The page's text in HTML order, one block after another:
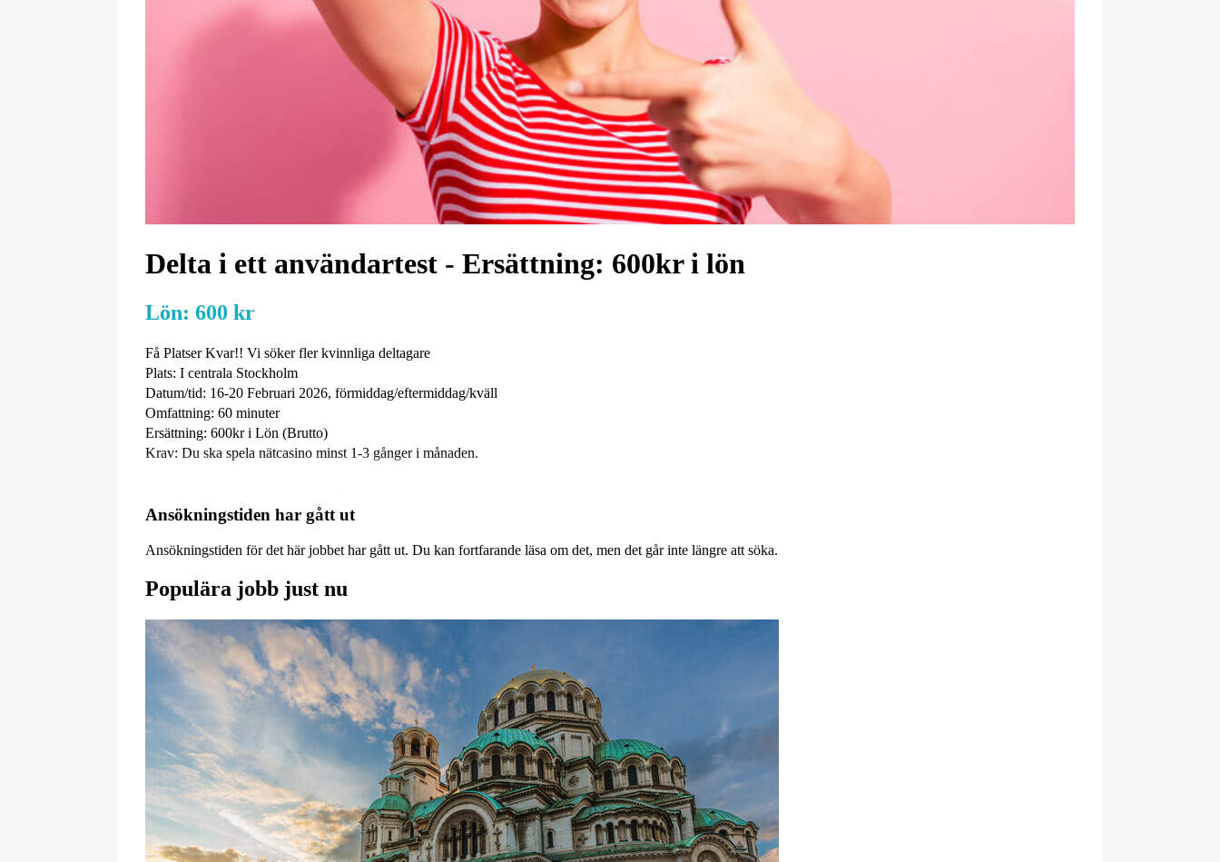
Delta i ett användartest - Ersättning: 600kr i lön
Lön: 600 kr
Få Platser Kvar!! Vi söker fler kvinnliga deltagare
Plats: I centrala Stockholm
Datum/tid: 16-20 Februari 2026, förmiddag/eftermiddag/kväll
Omfattning: 60 minuter
Ersättning: 600kr i Lön (Brutto)
Krav: Du ska spela nätcasino minst 1-3 gånger i månaden.
Kategori: Övrigt
Publicerad: 1/2
Lön: 600 kr
Ansökningstiden har gått ut
Ansökningstiden för det här jobbet har gått ut. Du kan fortfarande läsa om det, men det går inte längre att söka.
Populära jobb just nu